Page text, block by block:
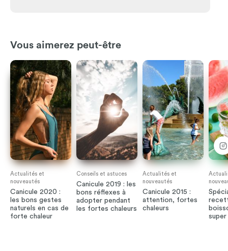
Vous aimerez peut-être
Actualités et
nouveautés
Canicule 2020 :
les bons gestes
naturels en cas de
forte chaleur
Conseils et astuces
Canicule 2019 : les
bons réflexes à
adopter pendant
les fortes chaleurs
Actualités et
nouveautés
Canicule 2015 :
attention, fortes
chaleurs